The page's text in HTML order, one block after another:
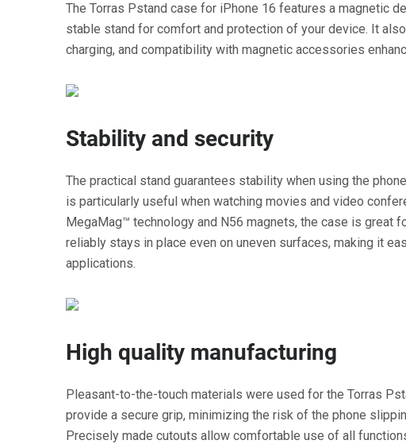
The Torras Pstand case for iPhone 16 features a magnetic
stable stand for comfort and protection of your device. It
charging, and compatibility with magnetic accessories
Stability and security
The practical stand guarantees stability when using the
is particularly useful when watching movies and video
MegaMag™ technology and N56 magnets, the case is great
reliably stays in place even on uneven surfaces, making it
applications.
High quality manufacturing
Pleasant-to-the-touch materials were used for the Torras
provide a secure grip, minimizing the risk of the phone
Precisely made cutouts allow comfortable use of all